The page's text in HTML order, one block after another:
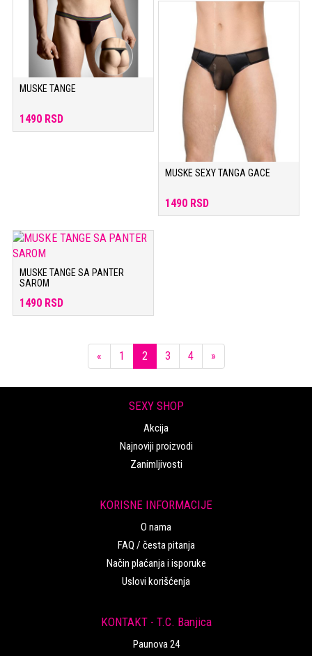
MUSKE TANGE
1490 RSD
MUSKE SEXY TANGA GACE
1490 RSD
MUSKE TANGE SA PANTER
SAROM
1490 RSD
«Previous
1 2 3 4 »Next
SEXY SHOP
Akcija
Najnoviji proizvodi
Zanimljivosti
KORISNE INFORMACIJE
O nama
FAQ / česta pitanja
Način plaćanja i isporuke
Uslovi korišćenja
KONTAKT - T.C. Banjica
Paunova 24